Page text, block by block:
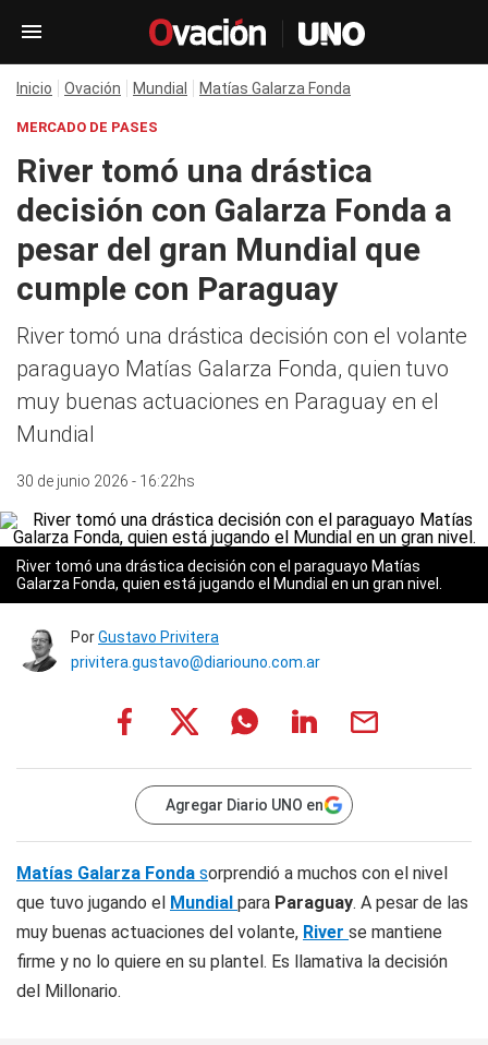
Inicio Ovación Mundial Matías Galarza Fonda
MERCADO DE PASES
River tomó una drástica
decisión con Galarza Fonda a
pesar del gran Mundial que
cumple con Paraguay
River tomó una drástica decisión con el volante
paraguayo Matías Galarza Fonda, quien tuvo
muy buenas actuaciones en Paraguay en el
Mundial
30 de junio 2026 - 16:22hs
River tomó una drástica decisión con el paraguayo Matías
Galarza Fonda, quien está jugando el Mundial en un gran nivel.
PorGustavo Privitera
privitera.gustavo@diariouno.com.ar
Agregar Diario UNO en
Matías Galarza Fonda sorprendió a muchos con el nivel
que tuvo jugando el Mundial para Paraguay. A pesar de las
muy buenas actuaciones del volante, River se mantiene
firme y no lo quiere en su plantel. Es llamativa la decisión
del Millonario.